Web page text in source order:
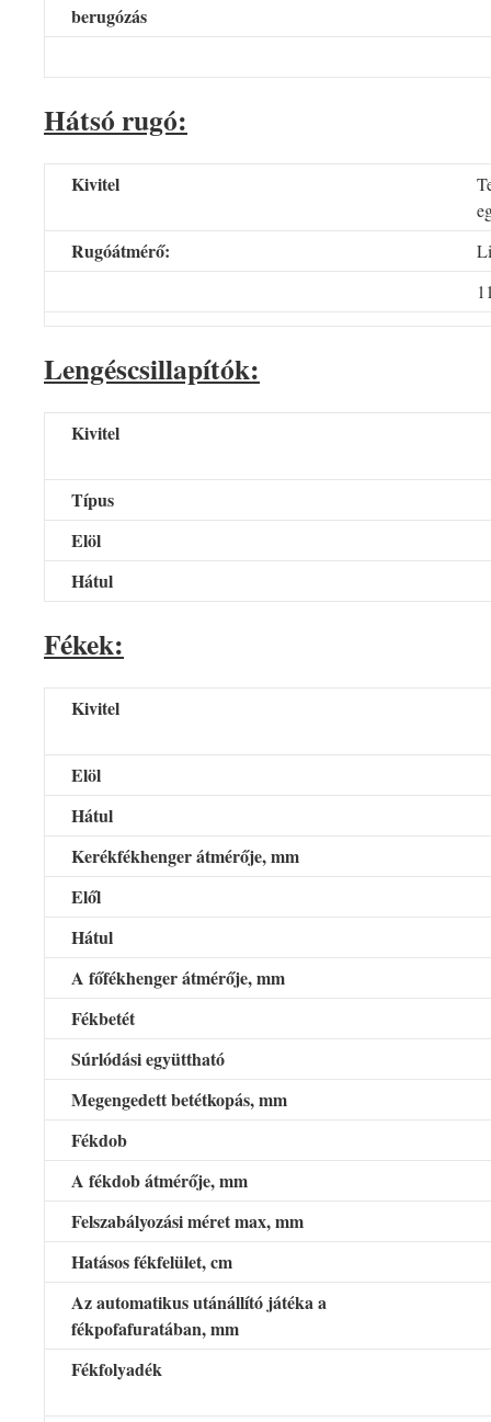
berugózás
Hátsó rugó:
Kivitel
Rugóátmérő:
Lengéscsillapítók:
Kivitel
Típus
Elöl
Hátul
Fékek:
Kivitel
Elöl
Hátul
Kerékfékhenger átmérője, mm
Elől
Hátul
A főfékhenger átmérője, mm
Fékbetét
Súrlódási együttható
Megengedett betétkopás, mm
Fékdob
A fékdob átmérője, mm
Felszabályozási méret max, mm
Hatásos fékfelület, cm
Az automatikus utánállító játéka a
fékpofafuratában, mm
Fékfolyadék